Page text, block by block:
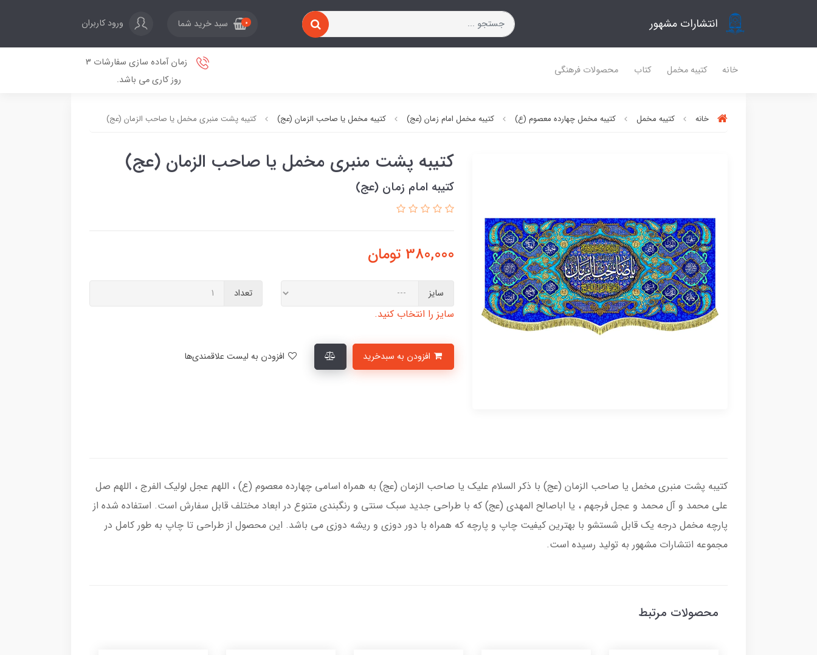
انتشارات مشهور 0 سبد خرید شما ورود کاربران
خانه کتیبه مخمل کتاب محصولات فرهنگی
زمان آماده سازی سفارشات 3
روز کاری می باشد.
خانه کتیبه مخمل کتیبه مخمل چهارده معصوم (ع) کتیبه مخمل امام زمان (عج) کتیبه مخمل یا صاحب الزمان (عج) کتیبه پشت منبری مخمل یا صاحب الزمان (عج)
کتیبه پشت منبری مخمل یا صاحب الزمان (عج)
کتیبه امام زمان (عج)
380,000 تومان
سایز
سایز را انتخاب کنید.
تعداد
کتیبه پشت منبری مخمل یا صاحب الزمان (عج) با ذکر السلام علیک یا صاحب الزمان (عج) به همراه اسامی چهارده معصوم (ع) ، اللهم عجل لولیک الفرج ، اللهم صل
علی محمد و آل محمد و عجل فرجهم ، یا اباصالح المهدی (عج) که با طراحی جدید سبک سنتی و رنگبندی متنوع در ابعاد مختلف قابل سفارش است. استفاده شده از
پارچه مخمل درجه یک قابل شستشو با بهترین کیفیت چاپ و پارچه که همراه با دور دوزی و ریشه دوزی می باشد. این محصول از طراحی تا چاپ به طور کامل در
مجموعه انتشارات مشهور به تولید رسیده است.
محصولات مرتبط